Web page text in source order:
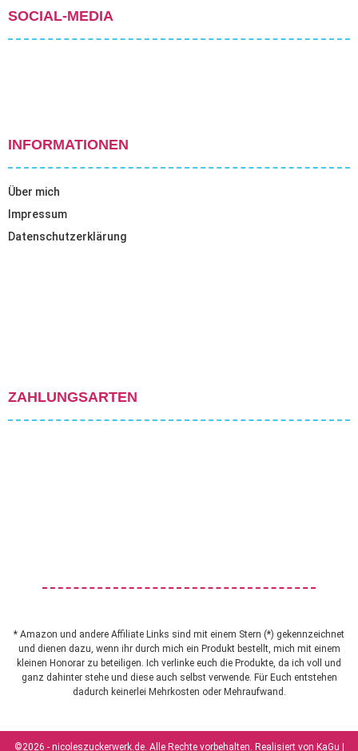
SOCIAL-MEDIA
INFORMATIONEN
Über mich
Impressum
Datenschutzerklärung
ZAHLUNGSARTEN
* Amazon und andere Affiliate Links sind mit einem Stern (*) gekennzeichnet
und dienen dazu, wenn ihr durch mich ein Produkt bestellt, mich mit einem
kleinen Honorar zu beteiligen. Ich verlinke euch die Produkte, da ich voll und
ganz dahinter stehe und diese auch selbst verwende. Für Euch entstehen
dadurch keinerlei Mehrkosten oder Mehraufwand.
©2026 - nicoleszuckerwerk.de. Alle Rechte vorbehalten. Realisiert von KaGu |